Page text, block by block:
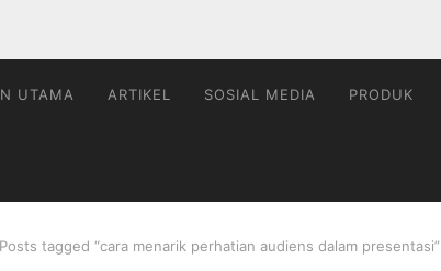
UTAMA ARTIKEL SOSIAL MEDIA PRODUK
Posts tagged “cara menarik perhatian audiens dalam presentasi”